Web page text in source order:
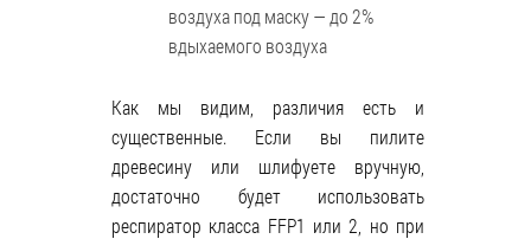
воздуха под маску — до 2%
вдыхаемого воздуха
Как мы видим, различия есть и
существенные. Если вы пилите
древесину или шлифуете вручную,
достаточно будет использовать
респиратор класса FFP1 или 2, но при